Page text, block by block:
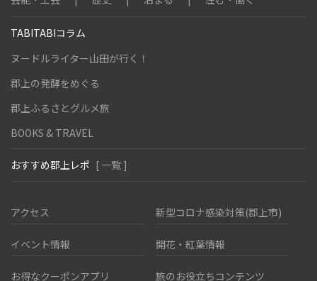
TABITABIコラム
ヌードルライター山田が行く！
郡上の発酵をめぐる
郡上ふるさとグルメ旅
BOOKS & TRAVEL
おすすめ郡上レポ [ 一覧 ]
アクセス 新型コロナ感染対策(郡上市)
イベント情報 開花・紅葉情報
お得なクーポンアプリ 旅のお役立ちコンテンツ